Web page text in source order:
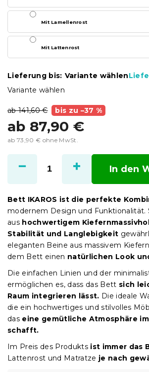
ab 141,60 € bis zu –37 %
ab 87,90 €
ab 73,90 € ohne MwSt.
Variante wählen
Mit Lamellenrost
Mit Lattenrost
Lieferung bis: Variante wählen
In den
Bett IKAROS ist die perfekte
modernem Design und Funktionalität.
aus hochwertigem
Stabilität und Langlebigkeit
eleganten Beine aus massivem
dem Bett einen natürlichen Look
Die einfachen Linien und der
ermöglichen es, dass das Bett sich
Raum integrieren lässt. Die ideale
die ein hochwertiges und stilvolles
das eine gemütliche Atmosphäre
schafft.
Im Preis des Produkts ist immer das
Lattenrost und Matratze je nach